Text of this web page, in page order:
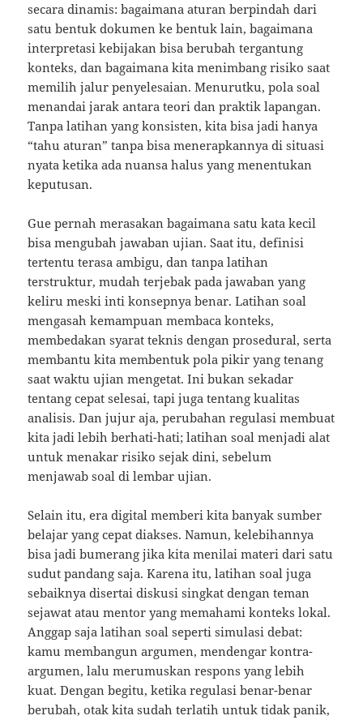
secara dinamis: bagaimana aturan berpindah dari
satu bentuk dokumen ke bentuk lain, bagaimana
interpretasi kebijakan bisa berubah tergantung
konteks, dan bagaimana kita menimbang risiko saat
memilih jalur penyelesaian. Menurutku, pola soal
menandai jarak antara teori dan praktik lapangan.
Tanpa latihan yang konsisten, kita bisa jadi hanya
“tahu aturan” tanpa bisa menerapkannya di situasi
nyata ketika ada nuansa halus yang menentukan
keputusan.
Gue pernah merasakan bagaimana satu kata kecil
bisa mengubah jawaban ujian. Saat itu, definisi
tertentu terasa ambigu, dan tanpa latihan
terstruktur, mudah terjebak pada jawaban yang
keliru meski inti konsepnya benar. Latihan soal
mengasah kemampuan membaca konteks,
membedakan syarat teknis dengan prosedural, serta
membantu kita membentuk pola pikir yang tenang
saat waktu ujian mengetat. Ini bukan sekadar
tentang cepat selesai, tapi juga tentang kualitas
analisis. Dan jujur aja, perubahan regulasi membuat
kita jadi lebih berhati-hati; latihan soal menjadi alat
untuk menakar risiko sejak dini, sebelum
menjawab soal di lembar ujian.
Selain itu, era digital memberi kita banyak sumber
belajar yang cepat diakses. Namun, kelebihannya
bisa jadi bumerang jika kita menilai materi dari satu
sudut pandang saja. Karena itu, latihan soal juga
sebaiknya disertai diskusi singkat dengan teman
sejawat atau mentor yang memahami konteks lokal.
Anggap saja latihan soal seperti simulasi debat:
kamu membangun argumen, mendengar kontra-
argumen, lalu merumuskan respons yang lebih
kuat. Dengan begitu, ketika regulasi benar-benar
berubah, otak kita sudah terlatih untuk tidak panik,